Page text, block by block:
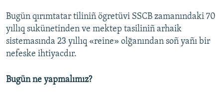
Bugün qırımtatar tiliniñ ögretüvi SSCB zamanındaki 70
yıllıq sukünetinden ve mektep tasiliniñ arhaik
sistemasında 23 yıllıq «reine» olğanından soñ yañı bir
nefeske ihtiyacdır.
Bugün ne yapmalımız?